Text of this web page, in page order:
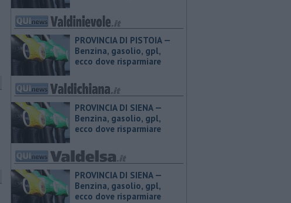
PROVINCIA DI PISTOIA — ​
Benzina, gasolio, gpl,
ecco dove risparmiare
PROVINCIA DI SIENA — ​
Benzina, gasolio, gpl,
ecco dove risparmiare
PROVINCIA DI SIENA — ​
Benzina, gasolio, gpl,
ecco dove risparmiare